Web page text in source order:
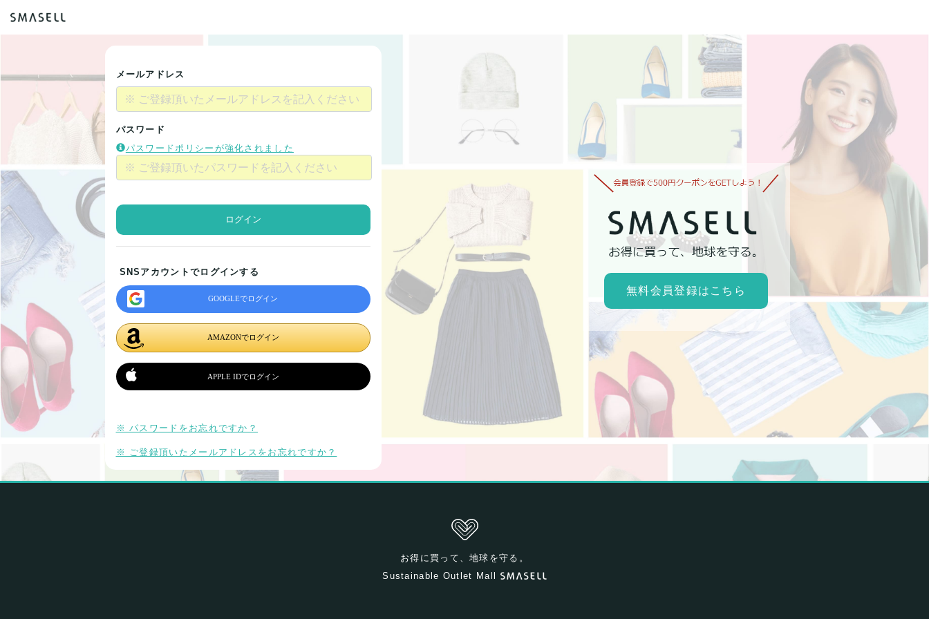
メールアドレス
パスワード
パスワードポリシーが強化されました
ログイン
SNSアカウントでログインする
GOOGLEでログイン
AMAZONでログイン
APPLE IDでログイン
※ パスワードをお忘れですか？
※ ご登録頂いたメールアドレスをお忘れですか？
無料会員登録はこちら
お得に買って、地球を守る。
Sustainable Outlet Mall